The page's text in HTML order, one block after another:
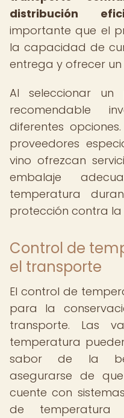
distribución
importante que el
la capacidad de
entrega y ofrecer un
Al seleccionar un
recomendable
diferentes
proveedores
vino ofrezcan
embalaje
temperatura
protección contra la
Control de
el transporte
El control de
para la
transporte. Las
temperatura
sabor de la
asegurarse de
cuente con
de